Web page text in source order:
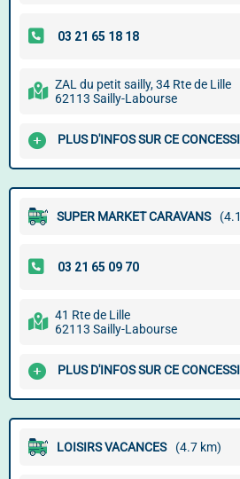
ZAL du petit sailly, 34 Rte de Lille
62113 Sailly-Labourse
PLUS D'INFOS SUR CE
SUPER MARKET CARAVANS
41 Rte de Lille
62113 Sailly-Labourse
PLUS D'INFOS SUR CE
LOISIRS VACANCES (4.7 km)